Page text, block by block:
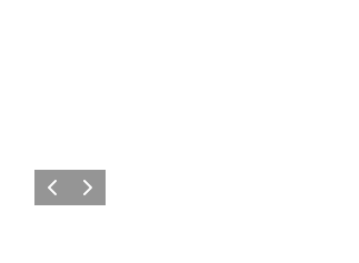
ForrigeNæste